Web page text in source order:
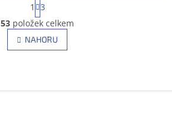
O
v
l
á
t
r
á
n
k
n
1
3
53 položek celkem
NAHORU